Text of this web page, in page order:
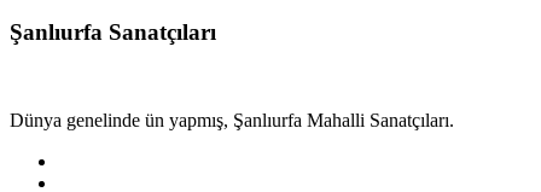
Şanlıurfa Sanatçıları
Dünya genelinde ün yapmış, Şanlıurfa Mahalli Sanatçıları.